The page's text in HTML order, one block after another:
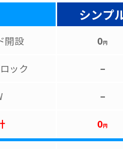
シンプ
開設 0円
ック –
–
0円